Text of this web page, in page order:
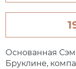
Основанная
Бруклине,